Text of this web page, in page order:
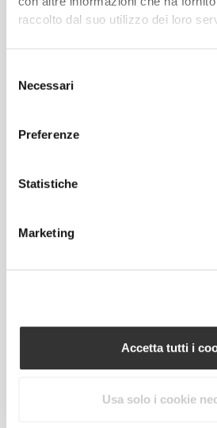
raccolto dal suo utilizzo dei loro
delNecessari
Preferenze
Statistiche
Marketing
Accetta tutti i
Usa solo i cookie
IL NOSTRO
impressa sui vestiti: senza